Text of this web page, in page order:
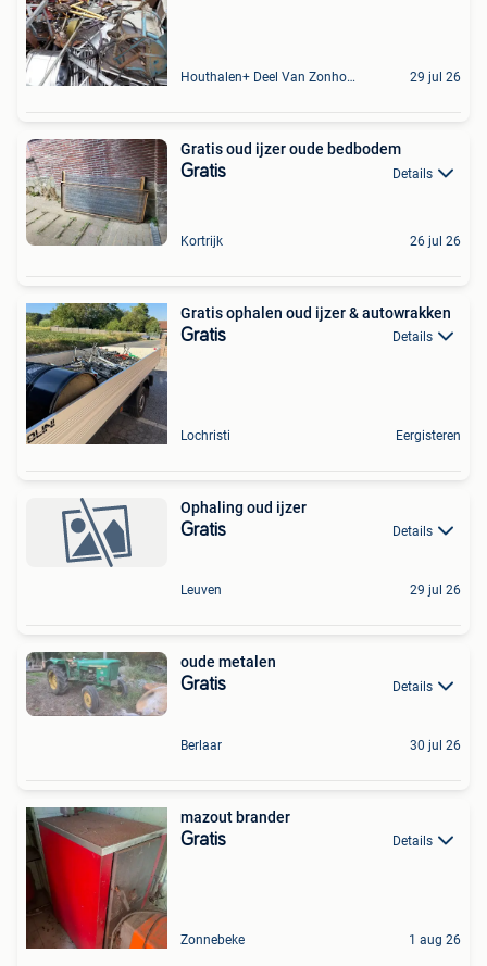
Houthalen+ Deel Van Zonhoven En Zolder 29 jul 26
Gratis oud ijzer oude bedbodem
Gratis Details
Kortrijk 26 jul 26
Gratis ophalen oud ijzer & autowrakken
Gratis Details
Lochristi Eergisteren
Ophaling oud ijzer
Gratis Details
Leuven 29 jul 26
oude metalen
Gratis Details
Berlaar 30 jul 26
mazout brander
Gratis Details
Zonnebeke 1 aug 26